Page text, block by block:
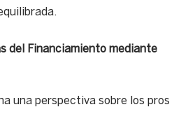
del Financiamiento mediante
una perspectiva sobre los pros